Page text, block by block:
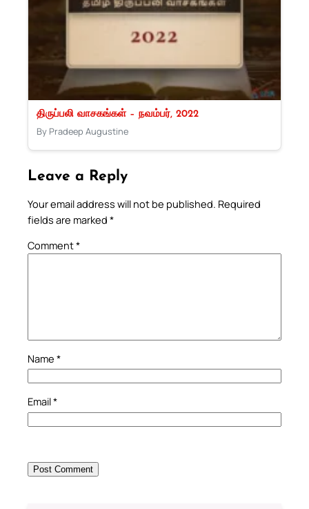
திருப்பலி வாசகங்கள் – நவம்பர், 2022
By Pradeep Augustine
Leave a Reply
Your email address will not be published. Required
fields are marked *
Comment*
Name *
Email*